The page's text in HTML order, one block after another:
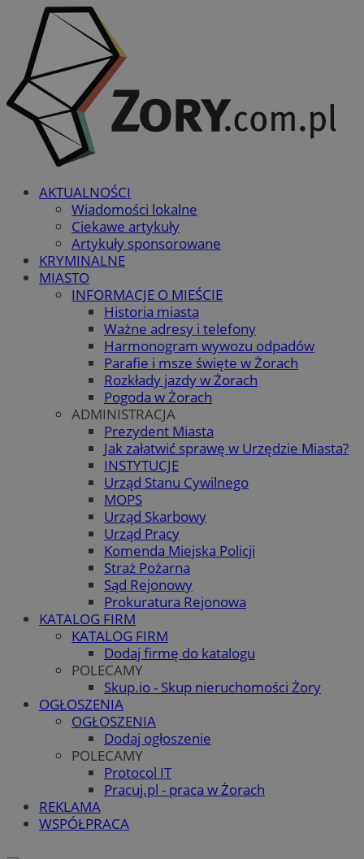
AKTUALNOŚCI
Wiadomości lokalne
Ciekawe artykuły
Artykuły sponsorowane
KRYMINALNE
MIASTO
INFORMACJE O MIEŚCIE
Historia miasta
Ważne adresy i telefony
Harmonogram wywozu odpadów
Parafie i msze święte w Żorach
Rozkłady jazdy w Żorach
Pogoda w Żorach
ADMINISTRACJA
Prezydent Miasta
Jak załatwić sprawę w Urzędzie Miasta?
INSTYTUCJE
Urząd Stanu Cywilnego
MOPS
Urząd Skarbowy
Urząd Pracy
Komenda Miejska Policji
Straż Pożarna
Sąd Rejonowy
Prokuratura Rejonowa
KATALOG FIRM
KATALOG FIRM
Dodaj firmę do katalogu
POLECAMY
Skup.io - Skup nieruchomości Żory
OGŁOSZENIA
OGŁOSZENIA
Dodaj ogłoszenie
POLECAMY
Protocol IT
Pracuj.pl - praca w Żorach
REKLAMA
WSPÓŁPRACA